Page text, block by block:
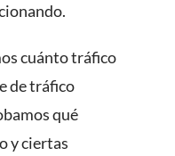
cuánto tráfico
de tráfico
qué
y ciertas